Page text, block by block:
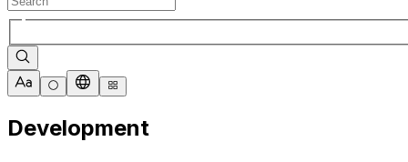
Development